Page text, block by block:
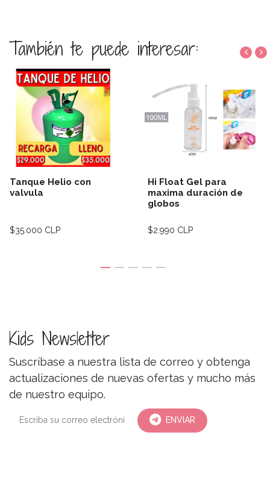
También te puede interesar:
Tanque Helio con
valvula
$35.000 CLP
Hi Float Gel para
maxima duración de
globos
$2.990 CLP
‹ ›
Kids Newsletter
Suscríbase a nuestra lista de correo y obtenga
actualizaciones de nuevas ofertas y mucho más
de nuestro equipo.
ENVIAR